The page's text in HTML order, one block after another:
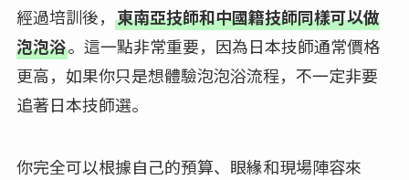
經過培訓後， 東南亞技師和中國籍技師同樣可以做
泡泡浴。這一點非常重要，因為日本技師通常價格
更高，如果你只是想體驗泡泡浴流程，不一定非要
追著日本技師選。
你完全可以根據自己的預算、眼緣和現場陣容來